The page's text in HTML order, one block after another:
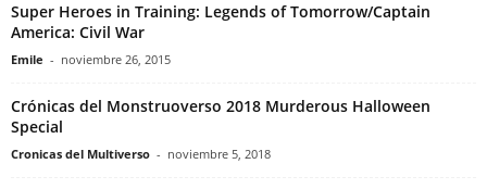
Super Heroes in Training: Legends of Tomorrow/Captain
America: Civil War
Emile - noviembre 26, 2015
Crónicas del Monstruoverso 2018 Murderous Halloween
Special
Cronicas del Multiverso - noviembre 5, 2018